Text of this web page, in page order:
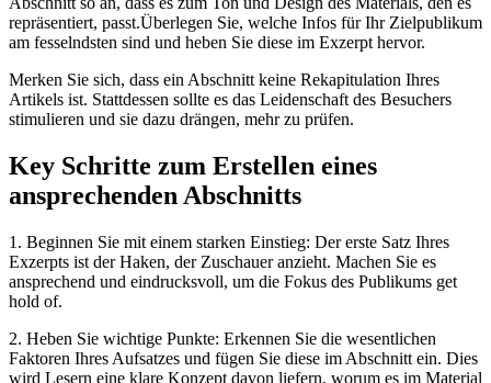
repräsentiert, passt.Überlegen Sie, welche Infos für Ihr Zielpublikum
am fesselndsten sind und heben Sie diese im Exzerpt hervor.
Merken Sie sich, dass ein Abschnitt keine Rekapitulation Ihres
Artikels ist. Stattdessen sollte es das Leidenschaft des Besuchers
stimulieren und sie dazu drängen, mehr zu prüfen.
Key Schritte zum Erstellen eines
ansprechenden Abschnitts
1. Beginnen Sie mit einem starken Einstieg: Der erste Satz Ihres
Exzerpts ist der Haken, der Zuschauer anzieht. Machen Sie es
ansprechend und eindrucksvoll, um die Fokus des Publikums get
hold of.
2. Heben Sie wichtige Punkte: Erkennen Sie die wesentlichen
Faktoren Ihres Aufsatzes und fügen Sie diese im Abschnitt ein. Dies
wird Lesern eine klare Konzept davon liefern, worum es im Material